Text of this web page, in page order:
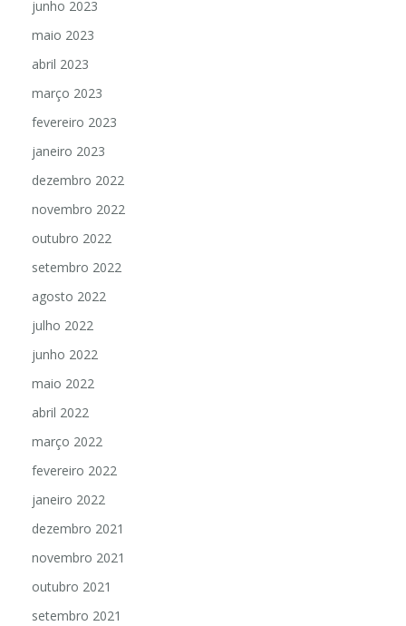
junho 2023
maio 2023
abril 2023
março 2023
fevereiro 2023
janeiro 2023
dezembro 2022
novembro 2022
outubro 2022
setembro 2022
agosto 2022
julho 2022
junho 2022
maio 2022
abril 2022
março 2022
fevereiro 2022
janeiro 2022
dezembro 2021
novembro 2021
outubro 2021
setembro 2021